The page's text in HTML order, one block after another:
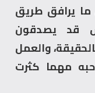
يرافق طريق
قد يصدقون
والعمل
مهما كثرت